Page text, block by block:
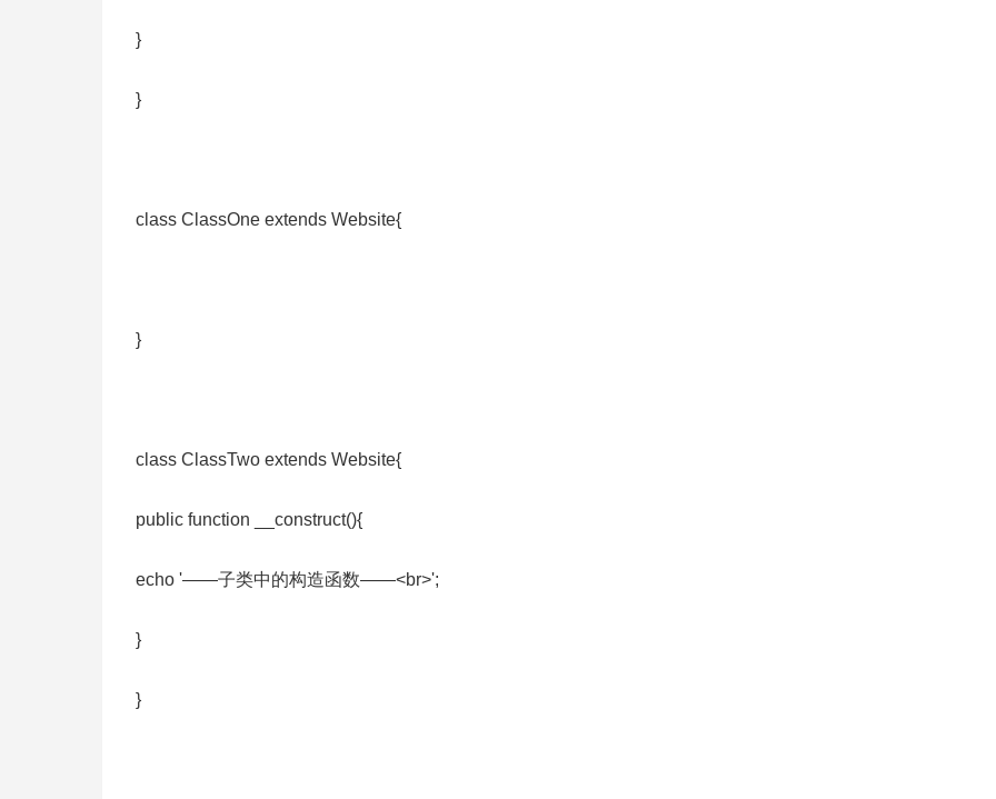
}
}
class ClassOne extends Website{
}
class ClassTwo extends Website{
public function __construct(){
echo '——子类中的构造函数——<br>';
}
}